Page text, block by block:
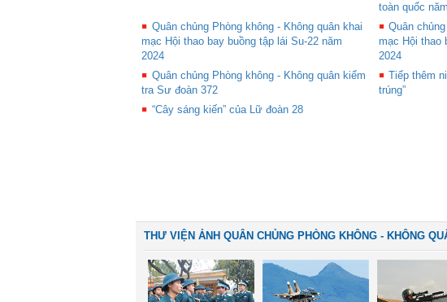
toàn quốc
Quân chủng Phòng không - Không quân khai
mạc Hội thao bay buồng tập lái Su-22 năm
2024
Quân
mạc Hội thao
2024
Quân chủng Phòng không - Không quân kiểm
tra Sư đoàn 372
Tiếp thêm
trúng”
“Cây sáng kiến” của Lữ đoàn 28
THƯ VIỆN ẢNH QUÂN CHỦNG PHÒNG KHÔNG - KHÔNG